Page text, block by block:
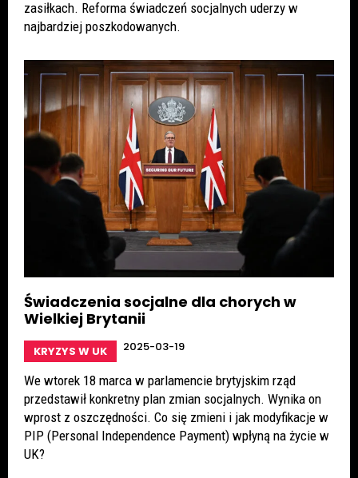
zasiłkach. Reforma świadczeń socjalnych uderzy w
najbardziej poszkodowanych.
Świadczenia socjalne dla chorych w
Wielkiej Brytanii
KRYZYS W UK 2025-03-19
We wtorek 18 marca w parlamencie brytyjskim rząd
przedstawił konkretny plan zmian socjalnych. Wynika on
wprost z oszczędności. Co się zmieni i jak modyfikacje w
PIP (Personal Independence Payment) wpłyną na życie w
UK?